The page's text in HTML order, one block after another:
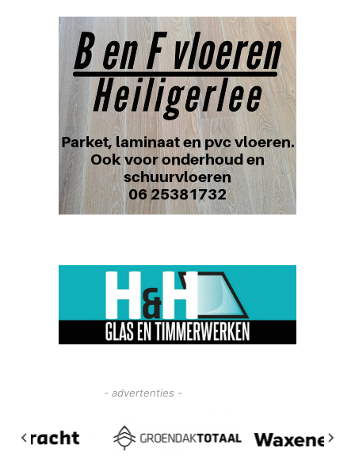
- advertenties -